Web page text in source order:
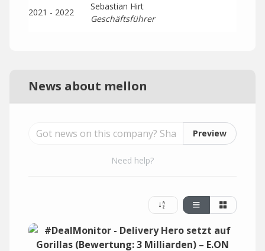
2021 - 2022
Sebastian Hirt
Geschäftsführer
News about mellon
Preview
Need help?